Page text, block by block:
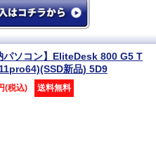
パソコン】EliteDesk 800 G5 T
新品) 5D9
(税込) 送料無料